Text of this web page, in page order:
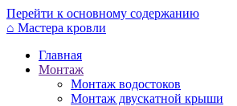
Перейти к основному содержанию
⌂ Мастера кровли
Главная
Монтаж
Монтаж водостоков
Монтаж двускатной крыши